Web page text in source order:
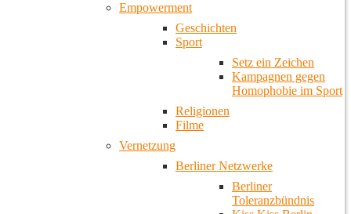
Empowerment
Geschichten
Sport
Setz ein Zeichen
Kampagnen gegen
Homophobie im Sport
Religionen
Filme
Vernetzung
Berliner Netzwerke
Berliner
Toleranzbündnis